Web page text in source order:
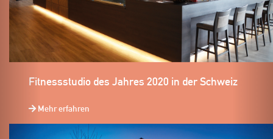
Fitnessstudio des Jahres 2020 in der Schweiz
Mehr erfahren